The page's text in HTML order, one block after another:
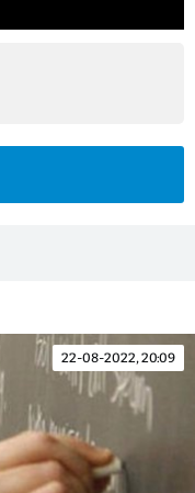
22-08-2022, 20:09